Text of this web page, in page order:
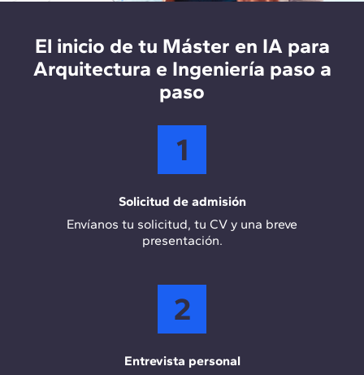
construcción, optimizando los procesos de
diseño, planificación y gestión de proyectos
mediante IA.
El inicio de tu Máster en IA para
Arquitectura e Ingeniería paso a
paso
1
Solicitud de admisión
Envíanos tu solicitud, tu CV y una breve
presentación.
2
Entrevista personal